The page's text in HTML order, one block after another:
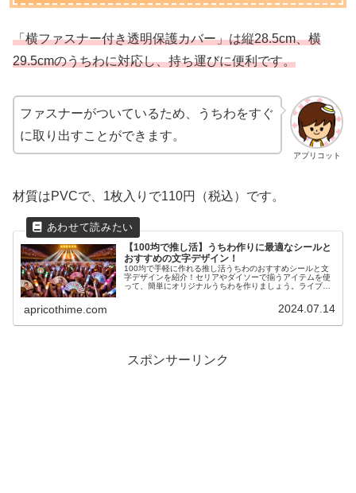
「横ファスナー付き透明保護カバー」は縦28.5cm、横
29.5cmのうちわに対応し、持ち運びに便利です。
アプリコット
ファスナーがついているため、うちわをすぐ
に取り出すことができます。
材質はPVCで、1枚入りで110円（税込）です。
【100均で推し活】うちわ作りに最適なシールと
おすすめの文字デザイン！
100均で手軽に作れる推し活うちわのおすすめシールと文
字デザインを紹介！セリアやダイソーで揃うアイテムを使
って、簡単にオリジナルうちわを作りましょう。ライブや
apricothime.com 2024.07.14
スポンサーリンク